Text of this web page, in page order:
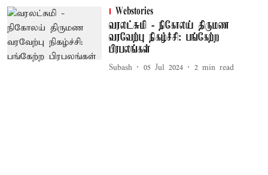
Webstories
வரலட்சுமி - நிகோலய் திருமண
வரவேற்பு நிகழ்ச்சி: பங்கேற்ற
பிரபலங்கள்
Subash 05 Jul 2024 2 min read